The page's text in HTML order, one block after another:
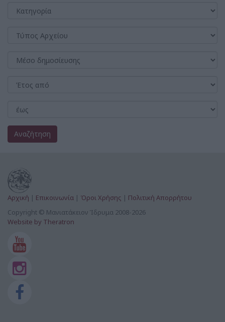
Αναζήτηση
Αρχική | Επικοινωνία | Όροι Χρήσης | Πολιτική Απορρήτου
Copyright © Μανιατάκειον Ίδρυμα 2008-2026
Website by Theratron